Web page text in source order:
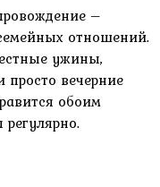
–
отношений.
ужины‚
просто вечерние
обоим
регулярно.